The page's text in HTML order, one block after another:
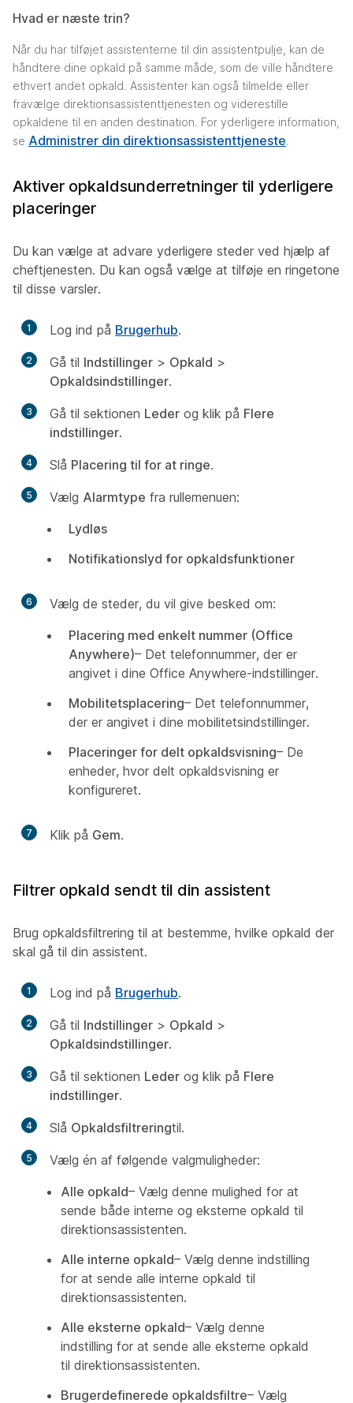
Hvad er næste trin?
Når du har tilføjet assistenterne til din assistentpulje, kan de
håndtere dine opkald på samme måde, som de ville håndtere
ethvert andet opkald. Assistenter kan også tilmelde eller
fravælge direktionsassistenttjenesten og viderestille
opkaldene til en anden destination. For yderligere information,
se Administrer din direktionsassistenttjeneste
Aktiver opkaldsunderretninger til yderligere
placeringer
Du kan vælge at advare yderligere steder ved hjælp af
cheftjenesten. Du kan også vælge at tilføje en ringetone
til disse varsler.
1 Log ind på Brugerhub.
2 Gå til Indstillinger > Opkald >
Opkaldsindstillinger.
3 Gå til sektionen Leder og klik på Flere
indstillinger.
4 Slå Placering til for at ringe.
5 Vælg Alarmtype fra rullemenuen:
Lydløs
Notifikationslyd for opkaldsfunktioner
6
Vælg de steder, du vil give besked om:
Placering med enkelt nummer (Office
Anywhere)– Det telefonnummer, der er
angivet i dine Office Anywhere-indstillinger.
Mobilitetsplacering– Det telefonnummer,
der er angivet i dine mobilitetsindstillinger.
Placeringer for delt opkaldsvisning– De
enheder, hvor delt opkaldsvisning er
konfigureret.
7 Klik på Gem.
Filtrer opkald sendt til din assistent
Brug opkaldsfiltrering til at bestemme, hvilke opkald der
skal gå til din assistent.
1 Log ind på Brugerhub.
2 Gå til Indstillinger > Opkald >
Opkaldsindstillinger.
3 Gå til sektionen Leder og klik på Flere
indstillinger.
4 Slå Opkaldsfiltreringtil.
5
Vælg én af følgende valgmuligheder:
Alle opkald– Vælg denne mulighed for at
sende både interne og eksterne opkald til
direktionsassistenten.
Alle interne opkald– Vælg denne indstilling
for at sende alle interne opkald til
direktionsassistenten.
Alle eksterne opkald– Vælg denne
indstilling for at sende alle eksterne opkald
til direktionsassistenten.
Brugerdefinerede opkaldsfiltre– Vælg